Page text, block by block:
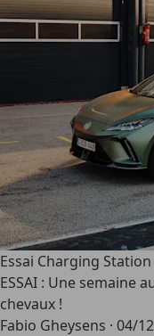
Essai Charging
ESSAI : Une semaine
chevaux !
Fabio Gheysens · 04/